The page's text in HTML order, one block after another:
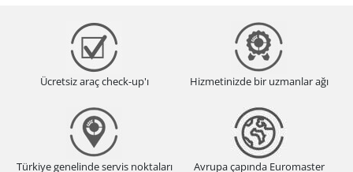
Ücretsiz araç check-up'ı Hizmetinizde bir uzmanlar ağı
Türkiye genelinde servis noktaları
Avrupa çapında Euromaster